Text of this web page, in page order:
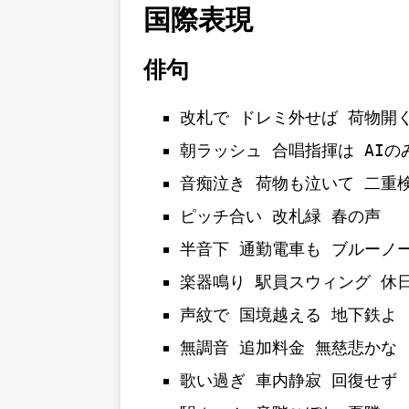
国際表現
俳句
改札で ドレミ外せば 荷物開く
朝ラッシュ 合唱指揮は AIの
音痴泣き 荷物も泣いて 二重
ピッチ合い 改札緑 春の声
半音下 通勤電車も ブルーノ
楽器鳴り 駅員スウィング 休
声紋で 国境越える 地下鉄よ
無調音 追加料金 無慈悲かな
歌い過ぎ 車内静寂 回復せず